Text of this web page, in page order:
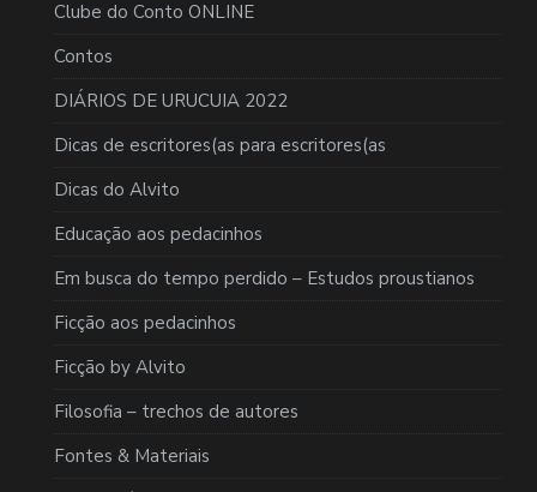
Clube do Conto ONLINE
Contos
DIÁRIOS DE URUCUIA 2022
Dicas de escritores(as para escritores(as
Dicas do Alvito
Educação aos pedacinhos
Em busca do tempo perdido – Estudos proustianos
Ficção aos pedacinhos
Ficção by Alvito
Filosofia – trechos de autores
Fontes & Materiais